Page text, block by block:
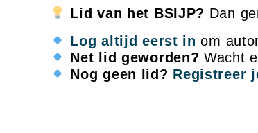
Lid van het BSIJP? Dan
Log altijd eerst in om
Net lid geworden? Wacht
Nog geen lid? Registreer